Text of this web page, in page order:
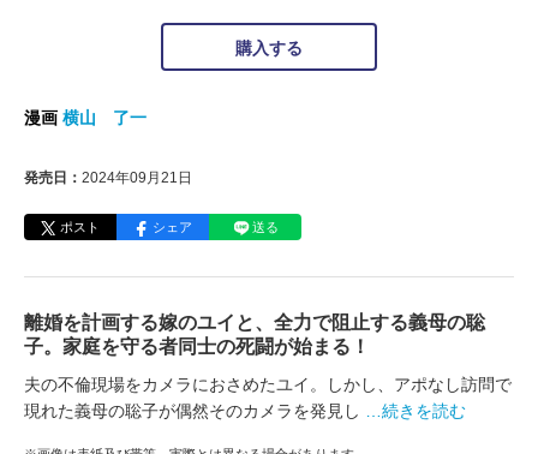
購入する
漫画 横山 了一
発売日： 2024年09月21日
ポスト シェア 送る
離婚を計画する嫁のユイと、全力で阻止する義母の聡
子。家庭を守る者同士の死闘が始まる！
夫の不倫現場をカメラにおさめたユイ。しかし、アポなし訪問で
現れた義母の聡子が偶然そのカメラを発見し
…続きを読む